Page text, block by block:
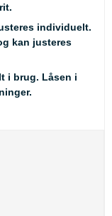
individuelt.
kan justeres
i brug. Låsen i